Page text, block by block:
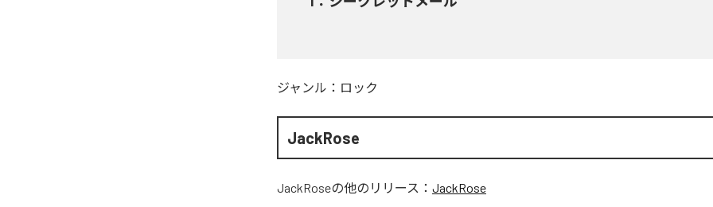
ジャンル： ロック
JackRose
JackRoseの他のリリース： JackRose